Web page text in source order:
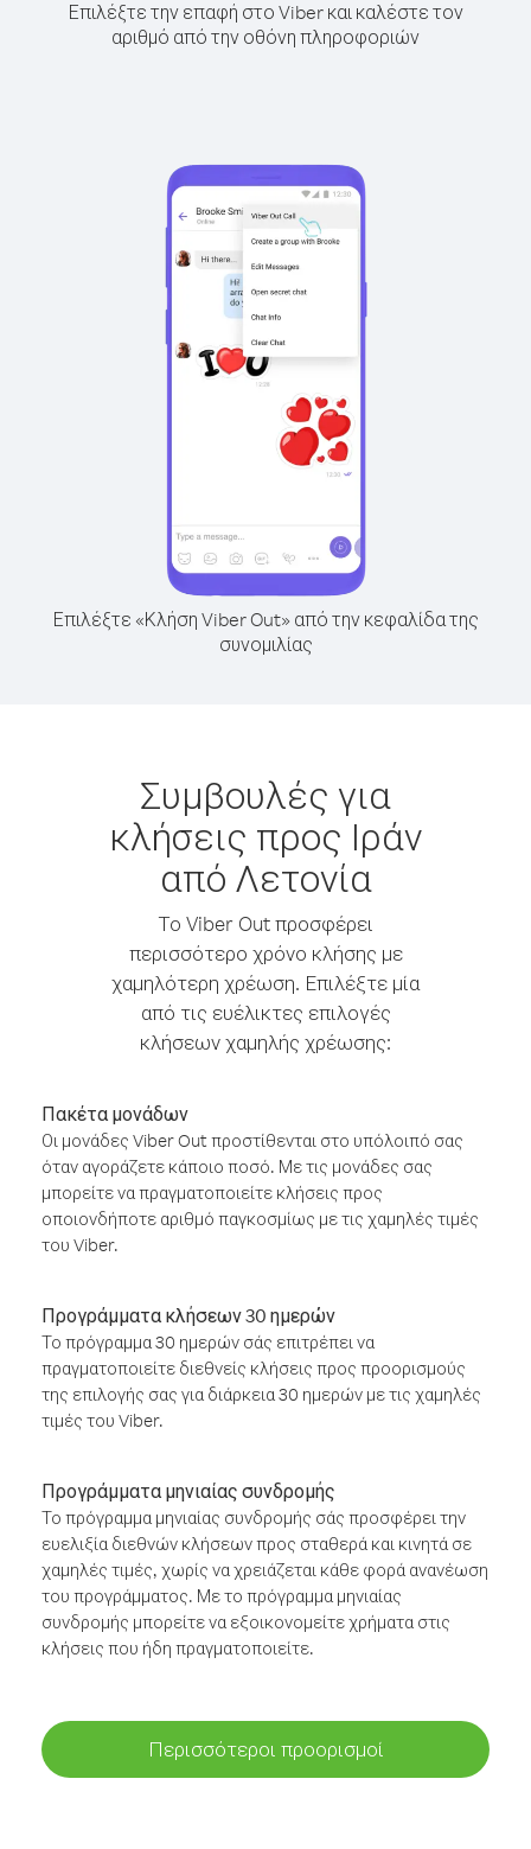
Επιλέξτε την επαφή στο Viber και καλέστε τον
αριθμό από την οθόνη πληροφοριών
Επιλέξτε «Κλήση Viber Out» από την κεφαλίδα της
συνομιλίας
Συμβουλές για
κλήσεις προς Ιράν
από Λετονία
Το Viber Out προσφέρει
περισσότερο χρόνο κλήσης με
χαμηλότερη χρέωση. Επιλέξτε μία
από τις ευέλικτες επιλογές
κλήσεων χαμηλής χρέωσης:
Πακέτα μονάδων
Οι μονάδες Viber Out προστίθενται στο υπόλοιπό σας
όταν αγοράζετε κάποιο ποσό. Με τις μονάδες σας
μπορείτε να πραγματοποιείτε κλήσεις προς
οποιονδήποτε αριθμό παγκοσμίως με τις χαμηλές τιμές
του Viber.
Προγράμματα κλήσεων 30 ημερών
Το πρόγραμμα 30 ημερών σάς επιτρέπει να
πραγματοποιείτε διεθνείς κλήσεις προς προορισμούς
της επιλογής σας για διάρκεια 30 ημερών με τις χαμηλές
τιμές του Viber.
Προγράμματα μηνιαίας συνδρομής
Το πρόγραμμα μηνιαίας συνδρομής σάς προσφέρει την
ευελιξία διεθνών κλήσεων προς σταθερά και κινητά σε
χαμηλές τιμές, χωρίς να χρειάζεται κάθε φορά ανανέωση
του προγράμματος. Με το πρόγραμμα μηνιαίας
συνδρομής μπορείτε να εξοικονομείτε χρήματα στις
κλήσεις που ήδη πραγματοποιείτε.
Περισσότεροι προορισμοί